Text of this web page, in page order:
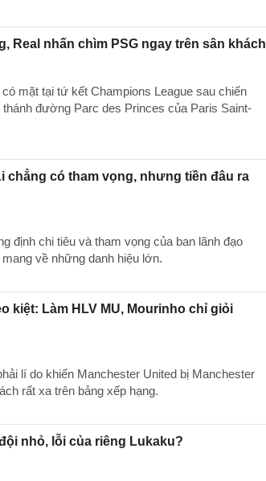
Real nhấn chìm PSG ngay trên sân khách
mặt tại tứ kết Champions League sau chiến
đường Parc des Princes của Paris Saint-
chẳng có tham vọng, nhưng tiền đâu ra
định chi tiêu và tham vọng của ban lãnh đạo
về những danh hiệu lớn.
kiệt: Làm HLV MU, Mourinho chỉ giỏi
lí do khiến Manchester United bị Manchester
rất xa trên bảng xếp hạng.
nhỏ, lỗi của riêng Lukaku?